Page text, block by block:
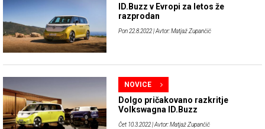
ID.Buzz v Evropi za letos že
razprodan
Pon 22.8.2022| Avtor: Matjaž Zupančič
NOVICE
Dolgo pričakovano razkritje
Volkswagna ID.Buzz
Čet 10.3.2022| Avtor: Matjaž Zupančič